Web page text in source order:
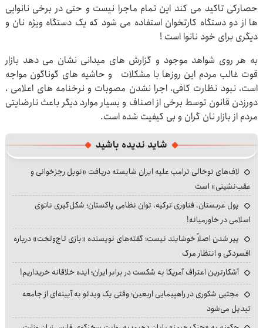
حصارکی تاکید می کند این تمام ماجرا نیست و حتی در برخی نانوایی
ها از دو دستگاه کارتخوان استفاده می شود که یک دستگاه ویژه نان و
دیگری برای خود نانوا است !
به هر روی شواهد موجود و گزارش های میدانی نشان می دهد بازار
قوت غالب مردم این روزها با مشکلات و حاشیه های گوناگون مواجه
است، نبود نظارت کافی، اجرا نشدن مصوبات و نرخنامه های اعلامی ،
دورزدن قانون توسط برخی از اصناف و بسیار موارد دیگر باعث نارضایتی
مردم از بازار نان گران و بی کیفیت شده است.
شاید ندیده باشید
لاف‌های توخالی ترامپ علیه ایران شایسته دریافت «نوبل رجزخوانی و
عقب‌نشینی» است
پول عربستان، فناوری ترکیه، توان نظامی پاکستان؛ شکل‌گیری ناتوی
اسلامی در خاورمیانه!
پیر شدن اصلاً خوشایند نیست؛ گفته‌های نویسنده «بازی تاج‌وتخت» درباره
افسردگی و انتظار مرگ
آشکارترین اعتراف آمریکا به شکست در برابر ایران؛ ایده خلاقانه خریداریم!
مجتبی شکوری در راهپیمایی اربعین؛ وقتی یک ویدئو به آیینه‌ای از جامعه
تبدیل می‌شود